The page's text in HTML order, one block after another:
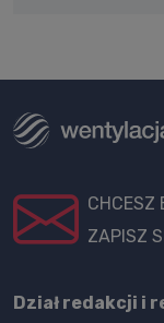
CHCESZ
ZAPISZ
Dział redakcji i